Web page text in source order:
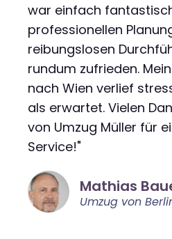
war einfach
professionellen
reibungslosen
rundum zufrieden.
nach Wien verlief
als erwartet. Vielen
von Umzug Müller für
Service!"
Mathias
Umzug von